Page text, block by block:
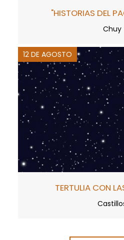
"HISTORIAS DEL
Chuy
12 DE AGOSTO
TERTULIA CON